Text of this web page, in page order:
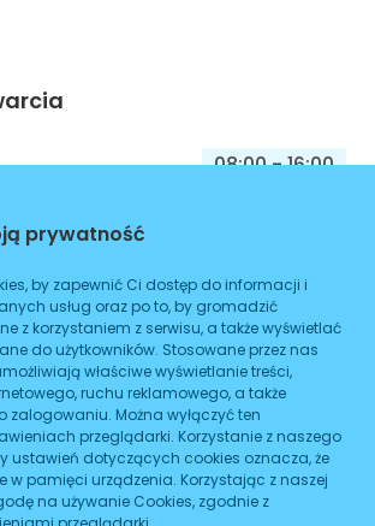
08:00-16:00
08:00 -
08:00- 16:00
08:00-
08:00 - 16:00
prywatność
by zapewnić Ci dostęp do informacji i
usług oraz po to, by gromadzić
z korzystaniem z serwisu, a także wyświetlać
do użytkowników. Stosowane przez nas
właściwe wyświetlanie treści,
ruchu reklamowego, a także
zalogowaniu. Można wyłączyć ten
przeglądarki. Korzystanie z naszego
ustawień dotyczących cookies oznacza, że
w pamięci urządzenia. Korzystając z naszej
na używanie Cookies, zgodnie z